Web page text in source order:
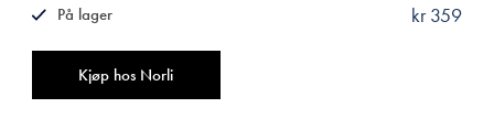
Kjøp hos Norli
kr 359
På lager